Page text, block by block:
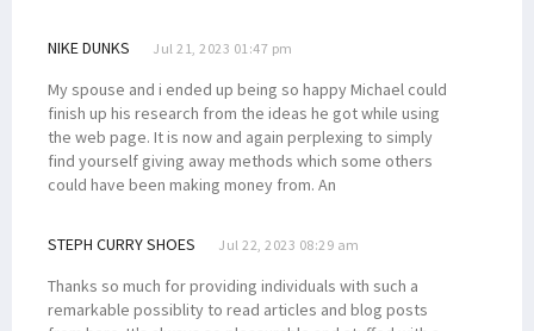
NIKE DUNKS Jul 21, 2023 01:47 pm
My spouse and i ended up being so happy Michael could
finish up his research from the ideas he got while using
the web page. It is now and again perplexing to simply
find yourself giving away methods which some others
could have been making money from. An
STEPH CURRY SHOES Jul 22, 2023 08:29 am
Thanks so much for providing individuals with such a
remarkable possiblity to read articles and blog posts